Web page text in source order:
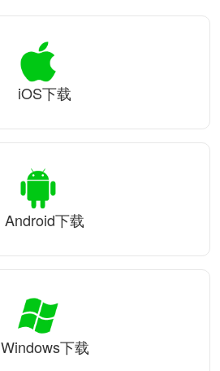
iOS下载
Android下载
Windows下载